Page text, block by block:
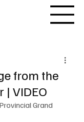
from the
| VIDEO
Grand